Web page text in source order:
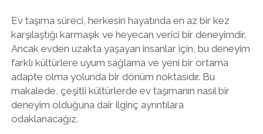
Ev taşıma süreci, herkesin hayatında en az bir kez
karşılaştığı karmaşık ve heyecan verici bir deneyimdir.
Ancak evden uzakta yaşayan insanlar için, bu deneyim
farklı kültürlere uyum sağlama ve yeni bir ortama
adapte olma yolunda bir dönüm noktasıdır. Bu
makalede, çeşitli kültürlerde ev taşımanın nasıl bir
deneyim olduğuna dair ilginç ayrıntılara
odaklanacağız.